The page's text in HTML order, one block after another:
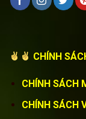
CHÍNH
CHÍNH SÁCH
CHÍNH SÁCH